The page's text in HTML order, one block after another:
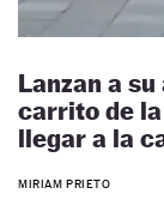
Lanzan a
carrito de
llegar a la
MIRIAM PRIETO